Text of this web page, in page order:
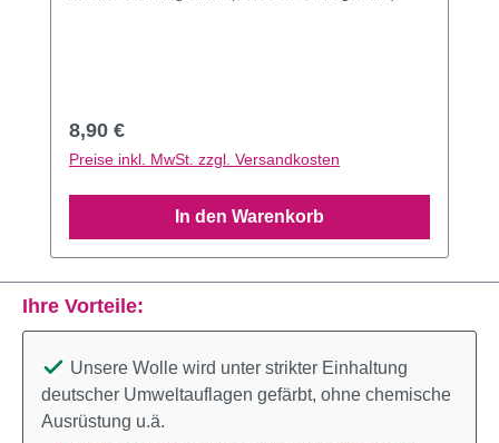
Regulärer Preis:
8,90 €
Preise inkl. MwSt. zzgl. Versandkosten
In den Warenkorb
Ihre Vorteile:
Unsere Wolle wird unter strikter Einhaltung
deutscher Umweltauflagen gefärbt, ohne chemische
Ausrüstung u.ä.